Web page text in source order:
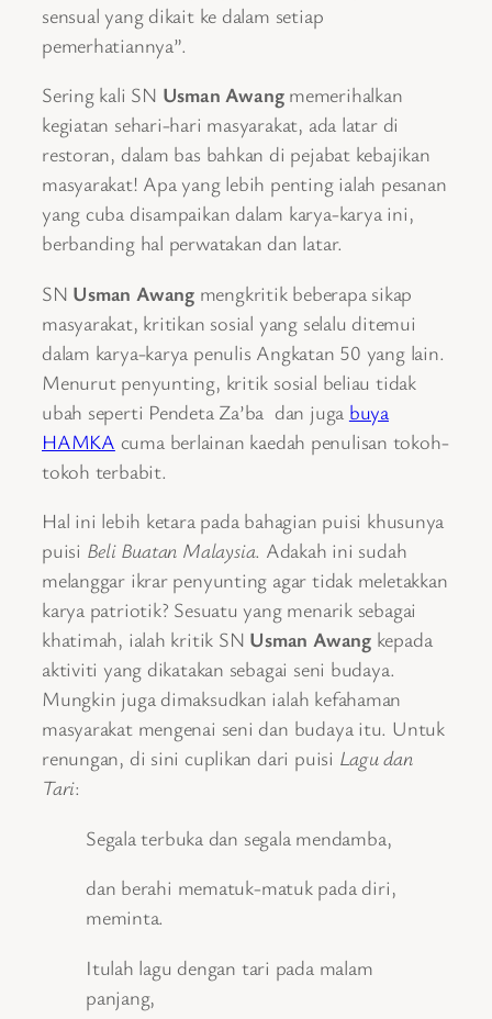
sensual yang dikait ke dalam setiap
pemerhatiannya”.
Sering kali SN Usman Awangmemerihalkan
kegiatan sehari-hari masyarakat, ada latar di
restoran, dalam bas bahkan di pejabat kebajikan
masyarakat! Apa yang lebih penting ialah pesanan
yang cuba disampaikan dalam karya-karya ini,
berbanding hal perwatakan dan latar.
SN Usman Awangmengkritik beberapa sikap
masyarakat, kritikan sosial yang selalu ditemui
dalam karya-karya penulis Angkatan 50 yang lain.
Menurut penyunting, kritik sosial beliau tidak
ubah seperti Pendeta Za’ba dan juga buya
HAMKA cuma berlainan kaedah penulisan tokoh-
tokoh terbabit.
Hal ini lebih ketara pada bahagian puisi khusunya
puisi Beli Buatan Malaysia. Adakah ini sudah
melanggar ikrar penyunting agar tidak meletakkan
karya patriotik? Sesuatu yang menarik sebagai
khatimah, ialah kritik SN Usman Awangkepada
aktiviti yang dikatakan sebagai seni budaya.
Mungkin juga dimaksudkan ialah kefahaman
masyarakat mengenai seni dan budaya itu. Untuk
renungan, di sini cuplikan dari puisi Lagu dan
Tari:
Segala terbuka dan segala mendamba,
dan berahi mematuk-matuk pada diri,
meminta.
Itulah lagu dengan tari pada malam
panjang,